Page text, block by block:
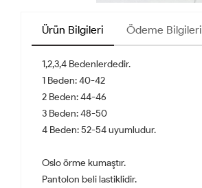
Ürün Bilgileri Ödeme Bilgileri
1,2,3,4 Bedenlerdedir.
1 Beden: 40-42
2 Beden: 44-46
3 Beden: 48-50
4 Beden: 52-54 uyumludur.
Oslo örme kumaştır.
Pantolon beli lastiklidir.